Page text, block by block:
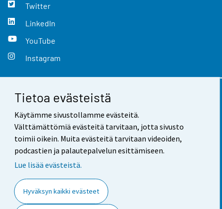
Tietoa evästeistä
Käytämme sivustollamme evästeitä.
Välttämättömiä evästeitä tarvitaan, jotta sivusto
toimii oikein. Muita evästeitä tarvitaan videoiden,
podcastien ja palautepalvelun esittämiseen.
Lue lisää evästeistä.
Hyväksyn kaikki evästeet
Twitter
LinkedIn
YouTube
Instagram
Yhteystiedot
Palaute
Käyttöehdot
Saavutettavuus
Tietoa sivustosta